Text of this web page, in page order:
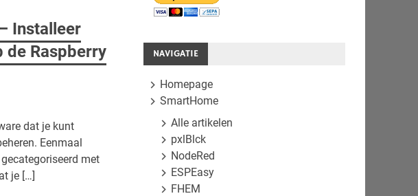
Installeer
de Raspberry
dat je kunt
Eenmaal
met
je […]
NAVIGATIE
Homepage
SmartHome
Alle artikelen
pxlBlck
NodeRed
ESPEasy
FHEM